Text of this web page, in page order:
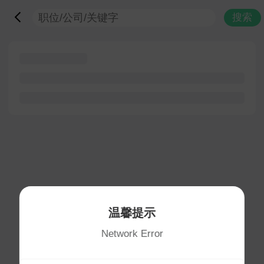
搜索
温馨提示
Network Error